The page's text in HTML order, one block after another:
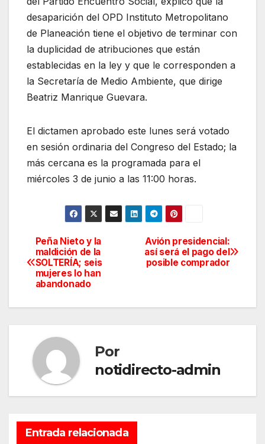
desaparición del OPD Instituto Metropolitano
de Planeación tiene el objetivo de terminar con
la duplicidad de atribuciones que están
establecidas en la ley y que le corresponden a
la Secretaría de Medio Ambiente, que dirige
Beatriz Manrique Guevara.
El dictamen aprobado este lunes será votado
en sesión ordinaria del Congreso del Estado; la
más cercana es la programada para el
miércoles 3 de junio a las 11:00 horas.
Navegación
de
Avión presidencial:
así será el pago del
posible comprador
Peña Nieto y la
maldición de la
SOLTERÍA; seis
mujeres lo han
abandonado
Por
notidirecto-admin
Entrada relacionada